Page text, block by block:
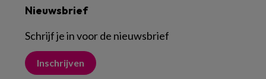
Nieuwsbrief
Schrijf je in voor de nieuwsbrief
Inschrijven